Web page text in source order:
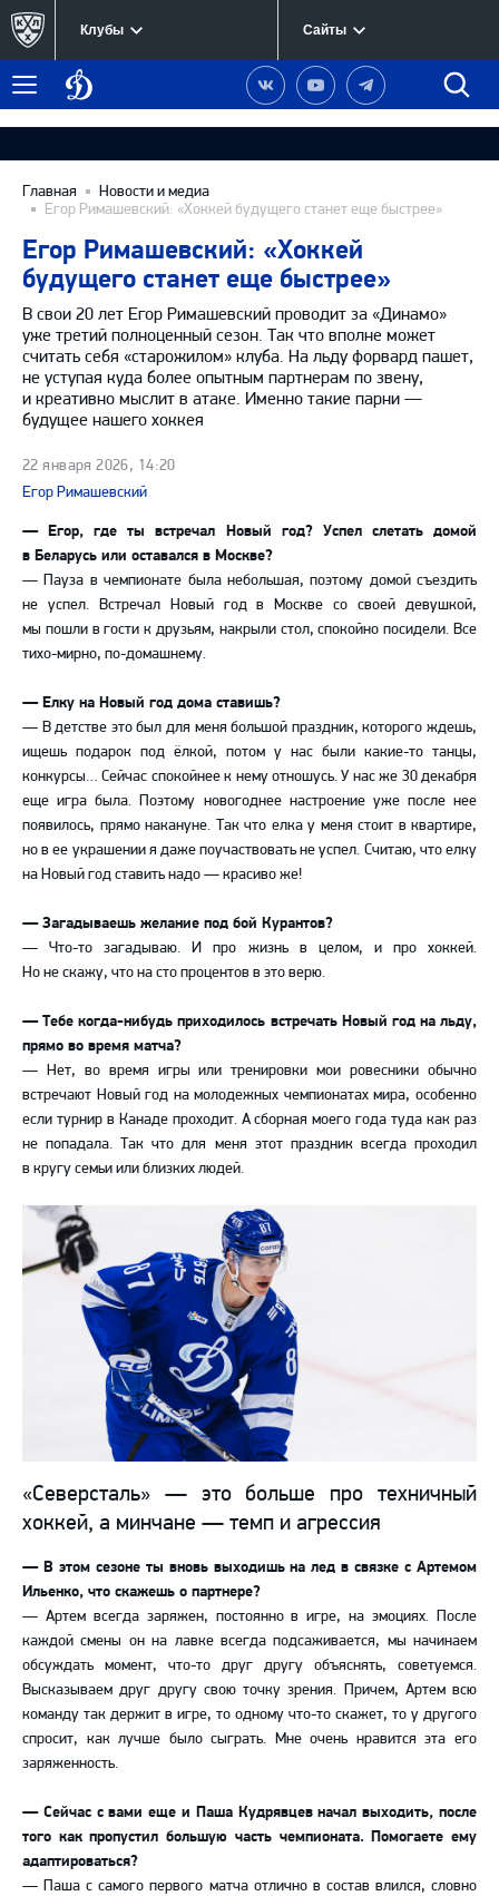
Клубы Сайты
Меню
Динамо
Москва
Наша
группа
Вконтакте
Наш
канал
YouTube
Наш
канал
Telegram
Главная
Новости и медиа
Егор Римашевский: «Хоккей будущего станет еще быстрее»
Егор Римашевский: «Хоккей
будущего станет еще быстрее»
В свои 20 лет Егор Римашевский проводит за «Динамо»
уже третий полноценный сезон. Так что вполне может
считать себя «старожилом» клуба. На льду форвард пашет,
не уступая куда более опытным партнерам по звену,
и креативно мыслит в атаке. Именно такие парни —
будущее нашего хоккея
22 января 2026, 14:20
Егор Римашевский
— Егор, где ты встречал Новый год? Успел слетать домой
в Беларусь или оставался в Москве?
— Пауза в чемпионате была небольшая, поэтому домой съездить
не успел. Встречал Новый год в Москве со своей девушкой,
мы пошли в гости к друзьям, накрыли стол, спокойно посидели. Все
тихо-мирно, по-домашнему.
— Елку на Новый год дома ставишь?
— В детстве это был для меня большой праздник, которого ждешь,
ищешь подарок под ёлкой, потом у нас были какие-то танцы,
конкурсы… Сейчас спокойнее к нему отношусь. У нас же 30 декабря
еще игра была. Поэтому новогоднее настроение уже после нее
появилось, прямо накануне. Так что елка у меня стоит в квартире,
но в ее украшении я даже поучаствовать не успел. Считаю, что елку
на Новый год ставить надо — красиво же!
— Загадываешь желание под бой Курантов?
— Что-то загадываю. И про жизнь в целом, и про хоккей.
Но не скажу, что на сто процентов в это верю.
— Тебе когда-нибудь приходилось встречать Новый год на льду,
прямо во время матча?
— Нет, во время игры или тренировки мои ровесники обычно
встречают Новый год на молодежных чемпионатах мира, особенно
если турнир в Канаде проходит. А сборная моего года туда как раз
не попадала. Так что для меня этот праздник всегда проходил
в кругу семьи или близких людей.
«Северсталь» — это больше про техничный
хоккей, а минчане — темп и агрессия
— В этом сезоне ты вновь выходишь на лед в связке с Артемом
Ильенко, что скажешь о партнере?
— Артем всегда заряжен, постоянно в игре, на эмоциях. После
каждой смены он на лавке всегда подсаживается, мы начинаем
обсуждать момент, что-то друг другу объяснять, советуемся.
Высказываем друг другу свою точку зрения. Причем, Артем всю
команду так держит в игре, то одному что-то скажет, то у другого
спросит, как лучше было сыграть. Мне очень нравится эта его
заряженность.
— Сейчас с вами еще и Паша Кудрявцев начал выходить, после
того как пропустил большую часть чемпионата. Помогаете ему
адаптироваться?
— Паша с самого первого матча отлично в состав влился, словно